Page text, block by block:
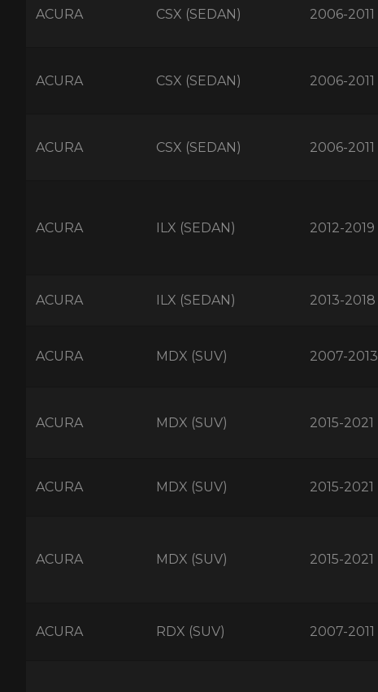
ACURA CSX (SEDAN) 2006-2011
ACURA CSX (SEDAN) 2006-2011
ACURA CSX (SEDAN) 2006-2011
ACURA ILX (SEDAN) 2012-2019
ACURA ILX (SEDAN) 2013-2018
ACURA MDX (SUV) 2007-2013
ACURA MDX (SUV) 2015-2021
ACURA MDX (SUV) 2015-2021
ACURA MDX (SUV) 2015-2021
ACURA RDX (SUV) 2007-2011